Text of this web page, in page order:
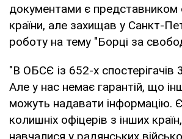
документами є представником
країни, але захищав у Санкт-
роботу на тему "Борці за
"В ОБСЄ із 652-х спостерігачів
Але у нас немає гарантій, що
можуть надавати інформацію.
колишніх офіцерів з інших
навчалися у радянських